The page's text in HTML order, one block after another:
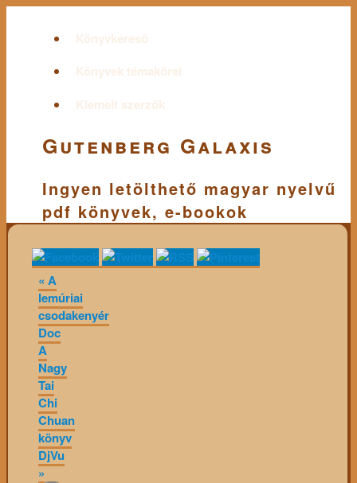
Könyvkereső
Könyvek témakörei
Kiemelt szerzők
Gutenberg Galaxis
Ingyen letölthető magyar nyelvű
pdf könyvek, e-bookok
« A
lemúriai
csodakenyér
Doc
A
Nagy
Tai
Chi
Chuan
könyv
DjVu
»